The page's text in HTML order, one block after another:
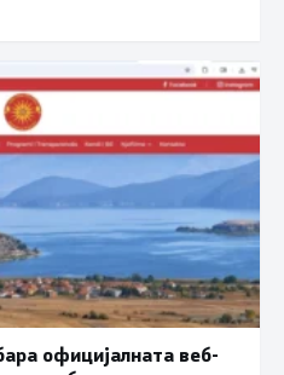
официјалната веб-